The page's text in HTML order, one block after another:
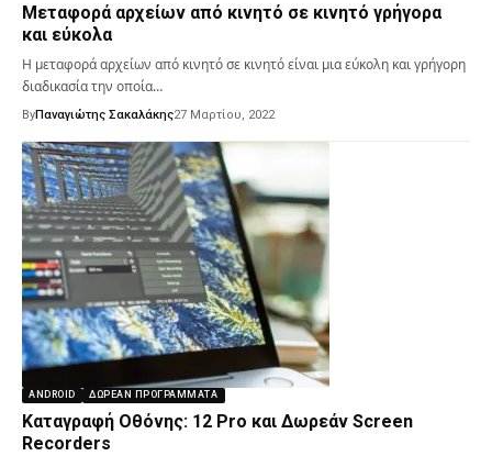
Μεταφορά αρχείων από κινητό σε κινητό γρήγορα
και εύκολα
Η μεταφορά αρχείων από κινητό σε κινητό είναι μια εύκολη και γρήγορη
διαδικασία την οποία…
ByΠαναγιώτης Σακαλάκης27 Μαρτίου, 2022
ANDROID ΔΩΡΕΆΝ ΠΡΟΓΡΆΜΜΑΤΑ
Καταγραφή Οθόνης: 12 Pro και Δωρεάν Screen
Recorders